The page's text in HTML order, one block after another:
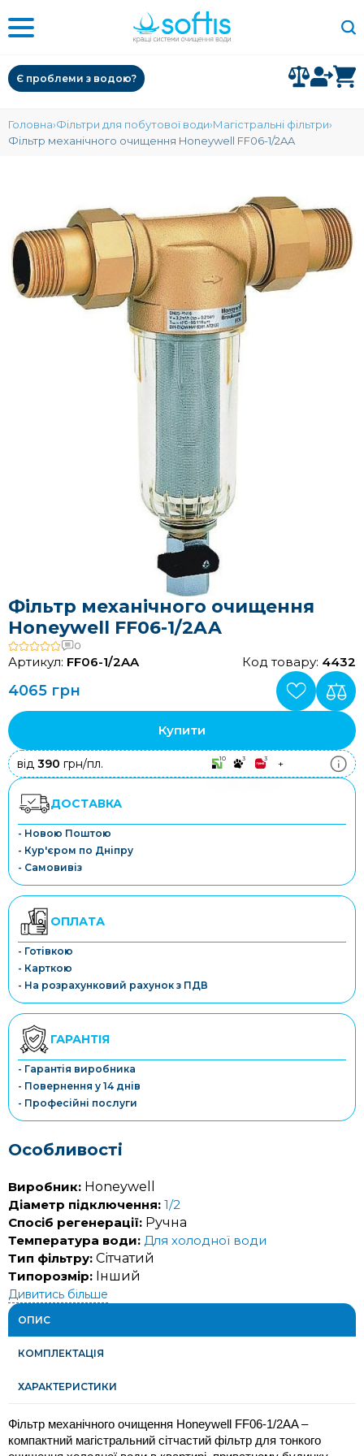
Є проблеми з водою?
Головна Фільтри для побутової води Магістральні фільтри
Фільтр механічного очищення Honeywell FF06-1/2AA
Фільтр механічного очищення
Honeywell FF06-1/2AA
0
Артикул: FF06-1/2AA Код товару: 4432
4065 грн
Купити
від 390 грн/пл. 10 3 3 +
ДОСТАВКА
- Новою Поштою
- Кур'єром по Дніпру
- Самовивіз
ОПЛАТА
- Готівкою
- Карткою
- На розрахунковий рахунок з ПДВ
ГАРАНТІЯ
- Гарантія виробника
- Повернення у 14 днів
- Професійні послуги
Особливості
Виробник: Honeywell
Діаметр підключення: 1/2
Спосіб регенерації: Ручна
Температура води: Для холодної води
Тип фільтру: Сітчатий
Типорозмір: Інший
Дивитись більше
ОПИС
КОМПЛЕКТАЦІЯ
ХАРАКТЕРИСТИКИ
Фільтр механічного очищення Honeywell FF06-1/2AA –
компактний магістральний сітчастий фільтр для тонкого